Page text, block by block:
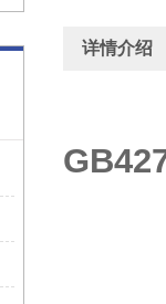
详情介绍